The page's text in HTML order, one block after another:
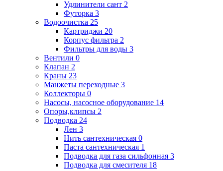
Удлинители сант 2
Футорка 3
Водоочистка 25
Картриджи 20
Корпус фильтра 2
Фильтры для воды 3
Вентили 0
Клапан 2
Краны 23
Манжеты переходные 3
Коллекторы 0
Насосы, насосное оборудование 14
Опоры,клипсы 2
Подводка 24
Лен 3
Нить сантехническая 0
Паста сантехническая 1
Подводка для газа сильфонная 3
Подводка для смесителя 18